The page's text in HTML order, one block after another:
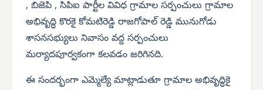
, బిజెపి , సిపిఐ పార్టీల వివిధ గ్రామాల సర్పంచులు గ్రామాల
అభివృద్ధి కొరకై కోమటిరెడ్డి రాజగోపాల్ రెడ్డి మునుగోడు
శాసనసభ్యులు నివాసం వద్ద సర్పంచులు
మర్యాదపూర్వకంగా కలవడం జరిగినది.
ఈ సందర్భంగా ఎమ్మెల్యే మాట్లాడుతూ గ్రామాల అభివృద్ధికై